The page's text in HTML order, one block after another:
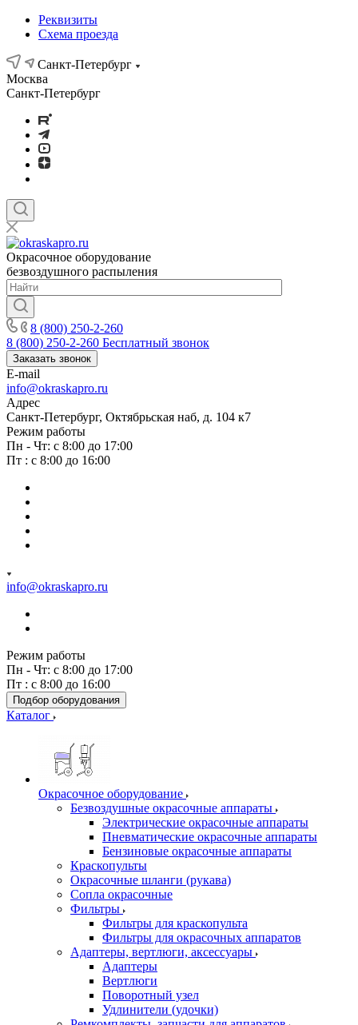
Реквизиты
Схема проезда
Санкт-Петербург
Москва
Санкт-Петербург
Окрасочное оборудование
безвоздушного распыления
8 (800) 250-2-260
8 (800) 250-2-260 Бесплатный звонок
Заказать звонок
E-mail
info@okraskapro.ru
Адрес
Санкт-Петербург, Октябрьская наб, д. 104 к7
Режим работы
Пн - Чт: с 8:00 до 17:00
Пт : с 8:00 до 16:00
info@okraskapro.ru
Режим работы
Пн - Чт: с 8:00 до 17:00
Пт : с 8:00 до 16:00
Подбор оборудования
Каталог
Окрасочное оборудование
Безвоздушные окрасочные аппараты
Электрические окрасочные аппараты
Пневматические окрасочные аппараты
Бензиновые окрасочные аппараты
Краскопульты
Окрасочные шланги (рукава)
Сопла окрасочные
Фильтры
Фильтры для краскопульта
Фильтры для окрасочных аппаратов
Адаптеры, вертлюги, аксессуары
Адаптеры
Вертлюги
Поворотный узел
Удлинители (удочки)